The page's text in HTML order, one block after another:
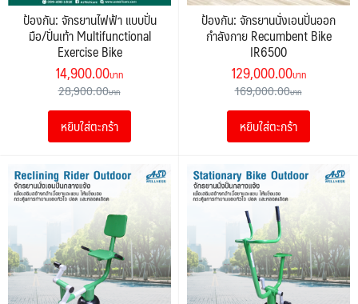
ป้องกัน: จักรยานไฟฟ้า แบบปั่น
มือ/ปั่นเท้า Multifunctional
Exercise Bike
28,900.00
Original
price
was:
28,900.00฿.
14,900.00
is:
หยิบใส่ตะกร้า
ป้องกัน: จักรยานนั่งเอนปั่นออก
กำลังกาย Recumbent Bike
IR6500
169,000.00
Original
price
was:
169,000.00฿.
129,000.00 Current
is:
หยิบใส่ตะกร้า